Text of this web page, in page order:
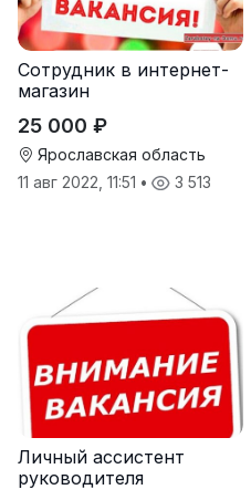
Сотрудник в интернет-
магазин
25 000 ₽
Ярославская область
11 авг 2022, 11:51 • 3 513
Личный ассистент
руководителя